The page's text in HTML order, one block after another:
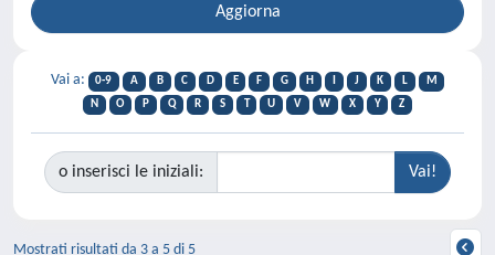
Vai a: 0-9 A B C D E F G H J K L
M
N
O P Q R S T U V W X Y Z
o inserisci le iniziali:
Mostrati risultati da 3 a 5 di 5